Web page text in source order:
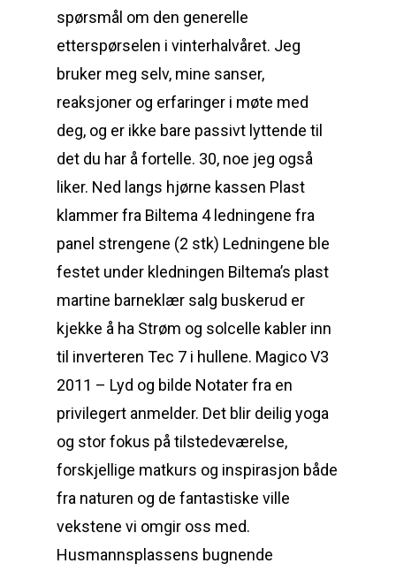
spørsmål om den generelle
etterspørselen i vinterhalvåret. Jeg
bruker meg selv, mine sanser,
reaksjoner og erfaringer i møte med
deg, og er ikke bare passivt lyttende til
det du har å fortelle. 30, noe jeg også
liker. Ned langs hjørne kassen Plast
klammer fra Biltema 4 ledningene fra
panel strengene (2 stk) Ledningene ble
festet under kledningen Biltema’s plast
martine barneklær salg buskerud er
kjekke å ha Strøm og solcelle kabler inn
til inverteren Tec 7 i hullene. Magico V3
2011 – Lyd og bilde Notater fra en
privilegert anmelder. Det blir deilig yoga
og stor fokus på tilstedeværelse,
forskjellige matkurs og inspirasjon både
fra naturen og de fantastiske ville
vekstene vi omgir oss med.
Husmannsplassens bugnende